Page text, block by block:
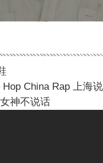
Hop China Rap 上海
神不说话